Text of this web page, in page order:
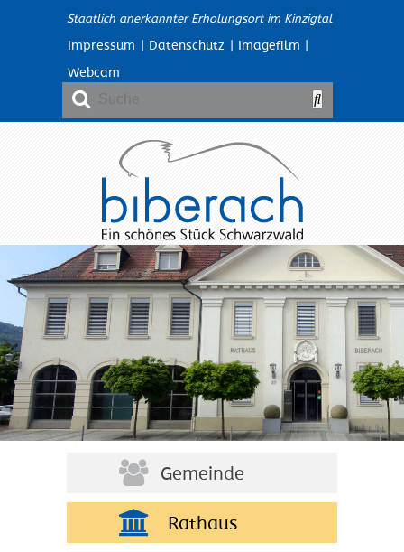
Staatlich anerkannter Erholungsort im Kinzigtal
Impressum | Datenschutz | Imagefilm |
Webcam
Gemeinde
Rathaus